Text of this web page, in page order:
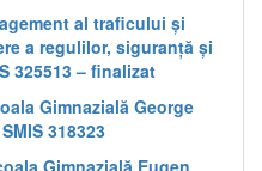
al traficului și
a regulilor, siguranță și
325513 – finalizat
Gimnazială George
318323
Gimnazială Eugen